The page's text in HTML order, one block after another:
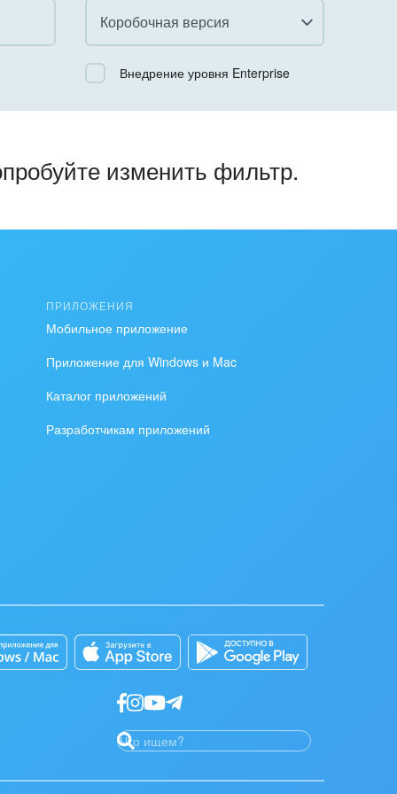
Коробочная версия
ВсеВнедрение уровня Enterprise
изменить фильтр.
ПРИЛОЖЕНИЯ
Мобильное приложение
Приложение для Windows и Mac
Каталог приложений
Разработчикам приложений